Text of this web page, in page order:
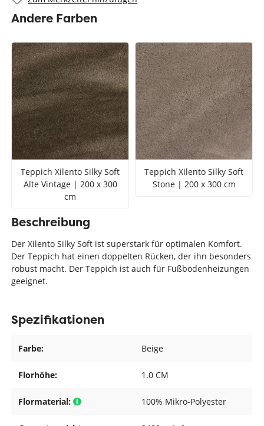
Andere Farben
Teppich Xilento Silky Soft
Alte Vintage | 200 x 300
cm
Teppich Xilento Silky Soft
Stone | 200 x 300 cm
Beschreibung
Der Xilento Silky Soft ist superstark für optimalen Komfort.
Der Teppich hat einen doppelten Rücken, der ihn besonders
robust macht. Der Teppich ist auch für Fußbodenheizungen
geeignet.
Spezifikationen
Farbe: Beige
Florhöhe: 1.0 CM
Flormaterial: 100% Mikro-Polyester